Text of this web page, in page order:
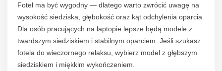
Fotel ma być wygodny — dlatego warto zwrócić uwagę na
wysokość siedziska, głębokość oraz kąt odchylenia oparcia.
Dla osób pracujących na laptopie lepsze będą modele z
twardszym siedziskiem i stabilnym oparciem. Jeśli szukasz
fotela do wieczornego relaksu, wybierz model z głębszym
siedziskiem i miękkim wykończeniem.